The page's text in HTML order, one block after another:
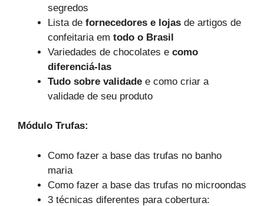
segredos
Lista de fornecedores e lojas de artigos de
confeitaria em todo o Brasil
Variedades de chocolates e como
diferenciá-las
Tudo sobre validade e como criar a
validade de seu produto
Módulo Trufas:
Como fazer a base das trufas no banho
maria
Como fazer a base das trufas no microondas
3 técnicas diferentes para cobertura: